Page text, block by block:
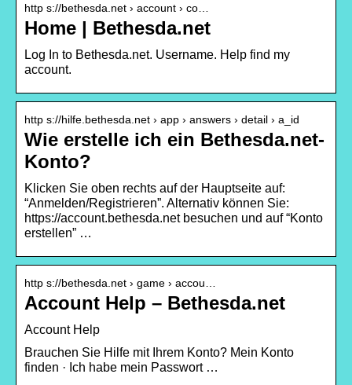
http s://bethesda.net › account › co…
Home | Bethesda.net
Log In to Bethesda.net. Username. Help find my
account.
http s://hilfe.bethesda.net › app › answers › detail › a_id
Wie erstelle ich ein Bethesda.net-
Konto?
Klicken Sie oben rechts auf der Hauptseite auf:
“Anmelden/Registrieren”. Alternativ können Sie:
https://account.bethesda.net besuchen und auf “Konto
erstellen” …
http s://bethesda.net › game › accou…
Account Help – Bethesda.net
Account Help
Brauchen Sie Hilfe mit Ihrem Konto? Mein Konto
finden · Ich habe mein Passwort …